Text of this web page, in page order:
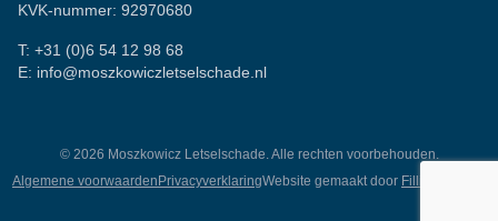
KVK-nummer: 92970680
T: +31 (0)6 54 12 98 68
E: info@moszkowiczletselschade.nl
© 2026 Moszkowicz Letselschade. Alle rechten voorbehouden.
Algemene voorwaarden PrivacyverklaringWebsite gemaakt door Fillingscreens